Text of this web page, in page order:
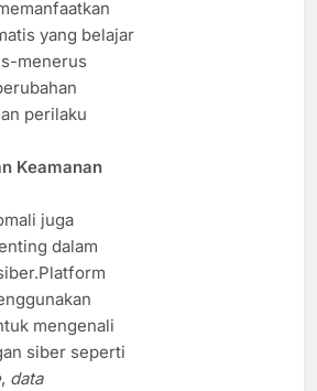
yang belajar
menerus
perilaku
Keamanan
juga
dalam
mengenali
siber seperti
, data